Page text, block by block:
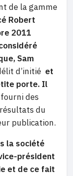
de la gamme
Robert
2011
Sam
d’initié et
porte. Il
fourni des
du
publication.
la société
président
et de ce fait